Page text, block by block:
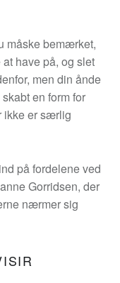
måske bemærket,
have på, og slet
men din ånde
en form for
ikke er særlig
på fordelene ved
Gorridsen, der
nærmer sig